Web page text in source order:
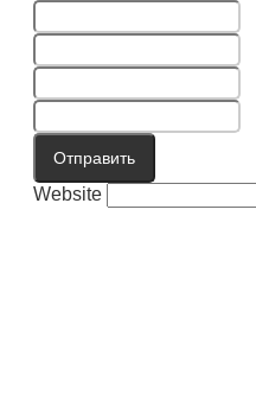
Отправить
Website